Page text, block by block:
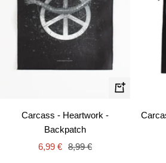
In
Carcass - Heartwork -
Backpatch
Angebotspreis
6,99 € Regulärer
8,99 €